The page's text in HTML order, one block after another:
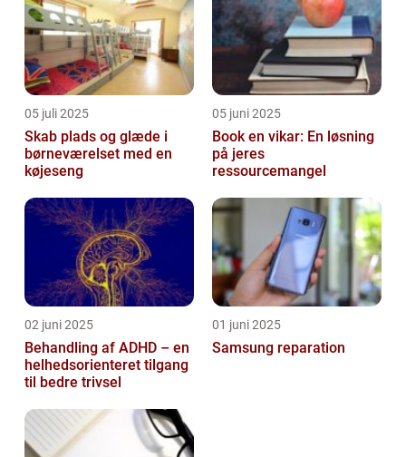
05 juli 2025
Skab plads og glæde i
børneværelset med en
køjeseng
05 juni 2025
Book en vikar: En løsning
på jeres
ressourcemangel
02 juni 2025
Behandling af ADHD – en
helhedsorienteret tilgang
til bedre trivsel
01 juni 2025
Samsung reparation